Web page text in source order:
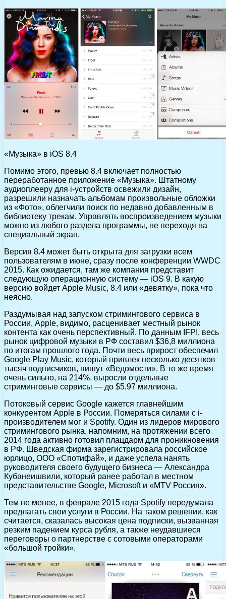
«Музыка» в iOS 8.4
Помимо этого, превью 8.4 включает полностью
переработанное приложение «Музыка». Штатному
аудиоплееру для i-устройств освежили дизайн,
разрешили назначать альбомам произвольные обложки
из «Фото», облегчили поиск по недавно добавленным в
библиотеку трекам. Управлять воспроизведением музыки
можно из любого раздела программы, не переходя на
специальный экран.
Версия 8.4 может быть открыта для загрузки всем
пользователям в июне, сразу после конференции WWDC
2015. Как ожидается, там же компания представит
следующую операционную систему — iOS 9. В какую
версию войдет Apple Music, 8.4 или «девятку», пока что
неясно.
Раздумывая над запуском стримингового сервиса в
России, Apple, видимо, расценивает местный рынок
контента как очень перспективный. По данным IFPI, весь
рынок цифровой музыки в РФ составил $36,8 миллиона
по итогам прошлого года. Почти весь прирост обеспечил
Google Play Music, который привлек несколько десятков
тысяч подписчиков, пишут «Ведомости». В то же время
очень сильно, на 214%, выросли отдельные
стриминговые сервисы — до $5,97 миллиона.
Потоковый сервис Google кажется главнейшим
конкурентом Apple в России. Померяться силами с i-
производителем мог и Spotify. Один из лидеров мирового
стримингового рынка, напомним, на протяжении всего
2014 года активно готовил плацдарм для проникновения
в РФ. Шведская фирма зарегистрировала российское
юрлицо, ООО «Спотифай», и даже успела нанять
руководителя своего будущего бизнеса — Александра
Кубанеишвили, который ранее работал в местном
представительстве Google, Microsoft и «MTV Россия».
Тем не менее, в феврале 2015 года Spotify передумала
предлагать свои услуги в России. На таком решении, как
считается, сказалась высокая цена подписки, вызванная
резким падением курса рубля, а также неудавшиеся
переговоры о партнерстве с сотовыми операторами
«большой тройки».